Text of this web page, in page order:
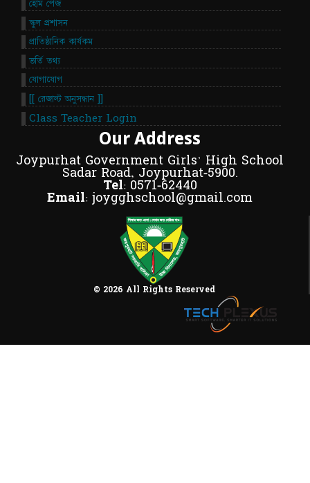
© 2026 All Rights Reserved
Our Address
Joypurhat Government Girls' High School
Sadar Road, Joypurhat-5900.
Tel: 0571-62440
Email: joygghschool@gmail.com
হোম পেজ
স্কুল প্রশাসন
প্রাতিষ্ঠানিক কার্যকম
ভর্তি তথ্য
যোগাযোগ
[[ রেজাল্ট অনুসন্ধান ]]
Class Teacher Login